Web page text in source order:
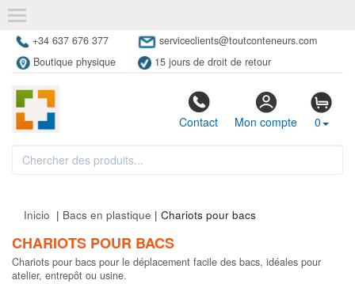
+34 637 676 377
serviceclients@toutconteneurs.com
Boutique physique
15 jours de droit de retour
Contact Mon compte 0
Inicio | Bacs en plastique | Chariots pour bacs
CHARIOTS POUR BACS
Chariots pour bacs pour le déplacement facile des bacs, idéales pour
atelier, entrepôt ou usine.